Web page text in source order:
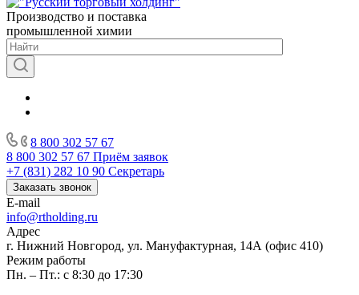
Производство и поставка
промышленной химии
8 800 302 57 67
8 800 302 57 67 Приём заявок
+7 (831) 282 10 90 Секретарь
Заказать звонок
E-mail
info@rtholding.ru
Адрес
г. Нижний Новгород, ул. Мануфактурная, 14А (офис 410)
Режим работы
Пн. – Пт.: с 8:30 до 17:30